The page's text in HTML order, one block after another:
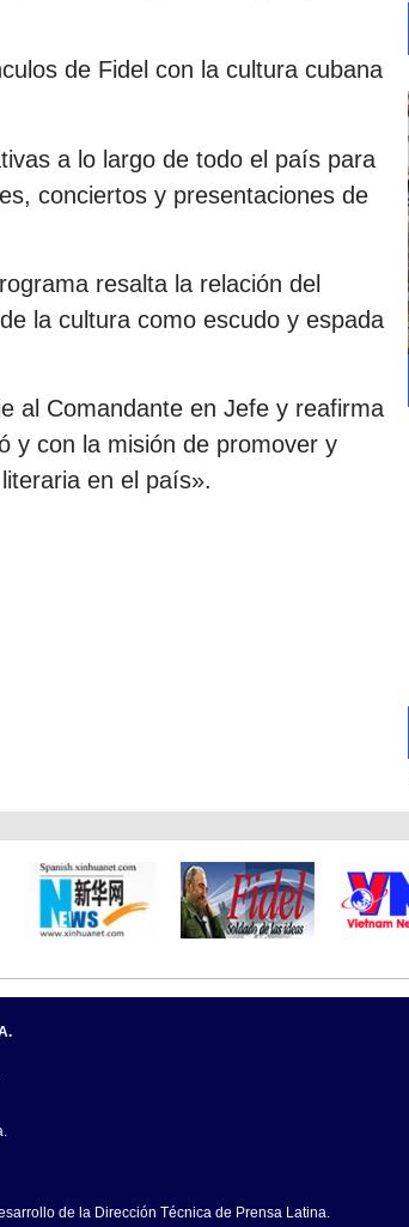
de Fidel con la cultura cubana
a lo largo de todo el país para
conciertos y presentaciones de
resalta la relación del
la cultura como escudo y espada
al Comandante en Jefe y reafirma
y con la misión de promover y
en el país».
de la Dirección Técnica de Prensa Latina.